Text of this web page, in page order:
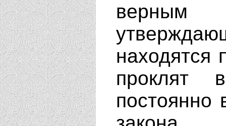
находятся
проклят
постоянно